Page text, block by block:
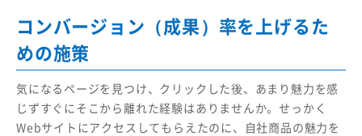
コンバージョン（成果）率を上げるた
めの施策
気になるページを見つけ、クリックした後、あまり魅力を感
じずすぐにそこから離れた経験はありませんか。せっかく
Webサイトにアクセスしてもらえたのに、自社商品の魅力を